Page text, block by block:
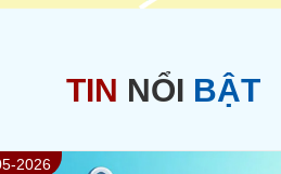
TIN NỔI BẬT
2026